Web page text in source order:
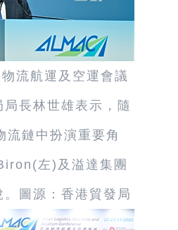
流航運及空運會議
長林世雄表示，隨
流鏈中扮演重要角
左)及溢達集團
圖源：香港貿發局